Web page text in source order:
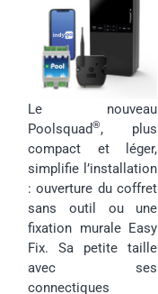
Le nouveau
Poolsquad®, plus
compact et léger,
simplifie l’installation
: ouverture du coffret
sans outil ou une
fixation murale Easy
Fix. Sa petite taille
avec ses
connectiques